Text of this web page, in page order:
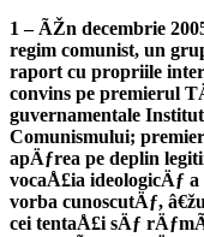
1 – ÃŽn decembrie
regim comunist, un
raport cu propriile
convins pe premierul
guvernamentale
Comunismului;
apÄƒrea pe deplin
vocaÅ£ia ideologicÄƒ
vorba cunoscutÄƒ,
cei tentaÅ£i sÄƒ